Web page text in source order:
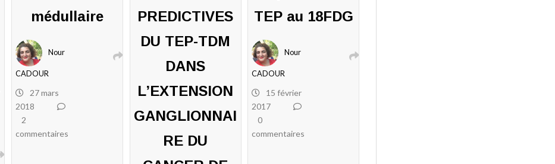
médullaire
Nour
CADOUR
27 mars
2018
2
commentaires
PREDICTIVES
DU TEP-TDM
DANS
L’EXTENSION
GANGLIONNAI
RE DU
TEP au 18FDG
Nour
CADOUR
15 février
2017
0
commentaires